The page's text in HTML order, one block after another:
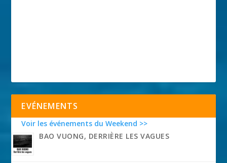
EVÉNEMENTS
Voir les événements du Weekend >>
BAO VUONG, DERRIÈRE LES VAGUES